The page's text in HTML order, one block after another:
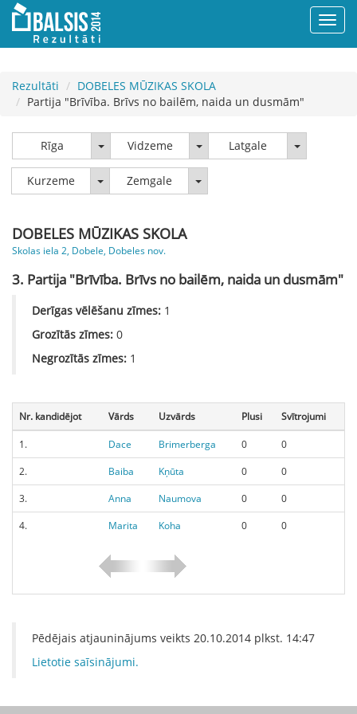
Rezultāti
DOBELES MŪZIKAS SKOLA
Partija "Brīvība. Brīvs no bailēm, naida un dusmām"
Rīga Rīga Vidzeme VidzemeLatgale Latgale
Kurzeme KurzemeZemgale Zemgale
DOBELES MŪZIKAS SKOLA
Skolas iela 2, Dobele, Dobeles nov.
3. Partija "Brīvība. Brīvs no bailēm, naida un dusmām"
Derīgas vēlēšanu zīmes: 1
Grozītās zīmes: 0
Negrozītās zīmes: 1
Nr. kandidējot Vārds Uzvārds Plusi Svītrojumi
1. Dace Brimerberga 0
0
2.
Baiba Kņūta 0
0
3.
Anna Naumova 0
0
4.
Marita Koha 0 0
Pēdējais atjauninājums veikts 20.10.2014 plkst. 14:47
Lietotie saīsinājumi.